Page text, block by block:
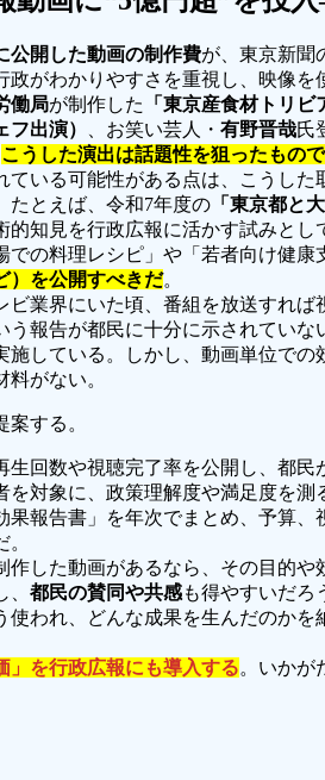
公開した動画の制作費が、東京新聞
がわかりやすさを重視し、映像を
働局が制作した 「東京産食材トリビ
出演） 、お笑い芸人・ 有野晋哉氏
こうした演出は話題性を狙ったもの
ている可能性がある点は、こうし
たとえば、令和7年度の 「東京都と
知見を行政広報に活かす試みと
の料理レシピ」や「若者向け健
）を公開すべきだ。
ビ業界にいた頃、番組を放送すれ
う報告が都民に十分に示されてい
施している。しかし、動画単位
がない。
する。
回数や視聴完了率を公開し、都民
対象に、政策理解度や満足度を測
報告書」を年次でまとめ、予算、
。
作した動画があるなら、その目的
、 都民の賛同や共感も得やすいだろ
われ、どんな成果を生んだのか
」を行政広報にも導入する。いかが